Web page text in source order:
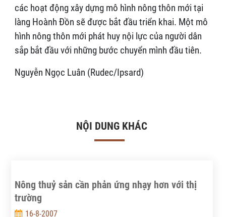
các hoạt động xây dựng mô hình nông thôn mới tại
làng Hoành Đồn sẽ được bắt đầu triển khai. Một mô
hình nông thôn mới phát huy nội lực của người dân
sắp bắt đầu với những bước chuyển mình đầu tiên.
Nguyễn Ngọc Luân (Rudec/Ipsard)
NỘI DUNG KHÁC
Nông thuỷ sản cần phản ứng nhạy hơn với thị
trường
16-8-2007